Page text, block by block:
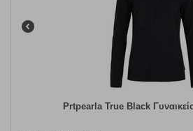
Prtpearla True Black